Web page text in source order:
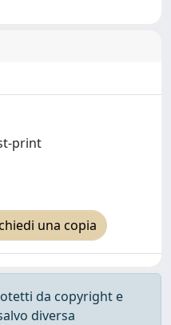
print
una copia
da copyright e
diversa